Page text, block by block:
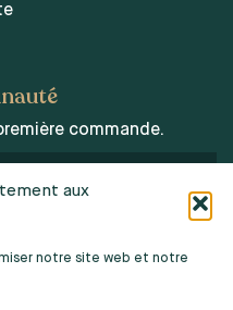
aux
notre site web et notre
commande.